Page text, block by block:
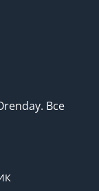
Все